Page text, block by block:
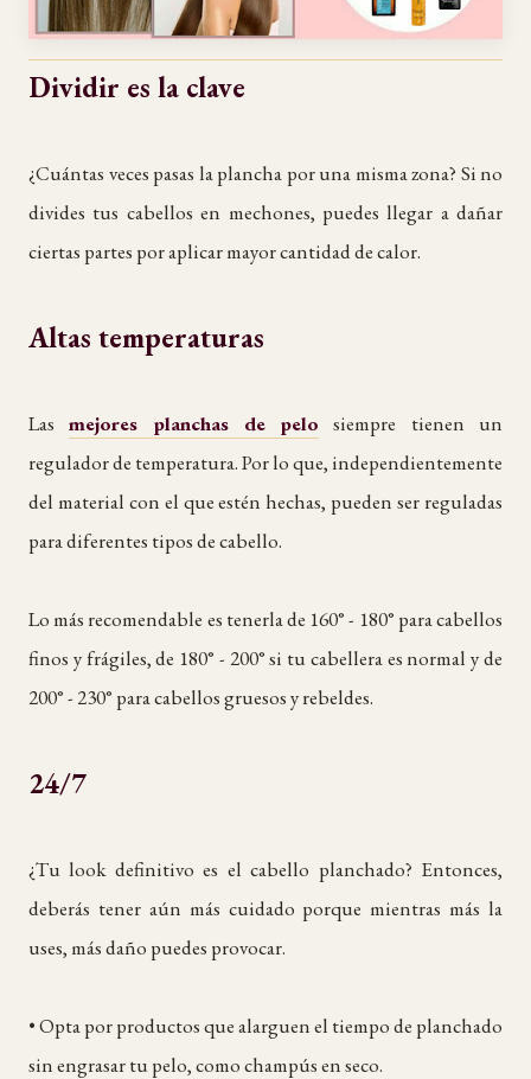
Dividir es la clave
¿Cuántas veces pasas la plancha por una misma zona? Si no
divides tus cabellos en mechones, puedes llegar a dañar
ciertas partes por aplicar mayor cantidad de calor.
Altas temperaturas
Lasmejores planchas de pelo siempre tienen un
regulador de temperatura. Por lo que, independientemente
del material con el que estén hechas, pueden ser reguladas
para diferentes tipos de cabello.
Lo más recomendable es tenerla de 160° - 180° para cabellos
finos y frágiles, de 180° - 200° si tu cabellera es normal y de
200° - 230° para cabellos gruesos y rebeldes.
24/7
¿Tu look definitivo es el cabello planchado? Entonces,
deberás tener aún más cuidado porque mientras más la
uses, más daño puedes provocar.
• Opta por productos que alarguen el tiempo de planchado
sin engrasar tu pelo, como champús en seco.